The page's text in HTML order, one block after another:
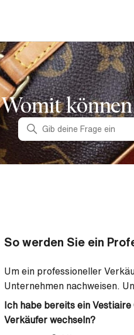
Womit
Suche
So werden Sie ein
Um ein professioneller
Unternehmen nachweisen.
Ich habe bereits ein
Verkäufer wechseln?